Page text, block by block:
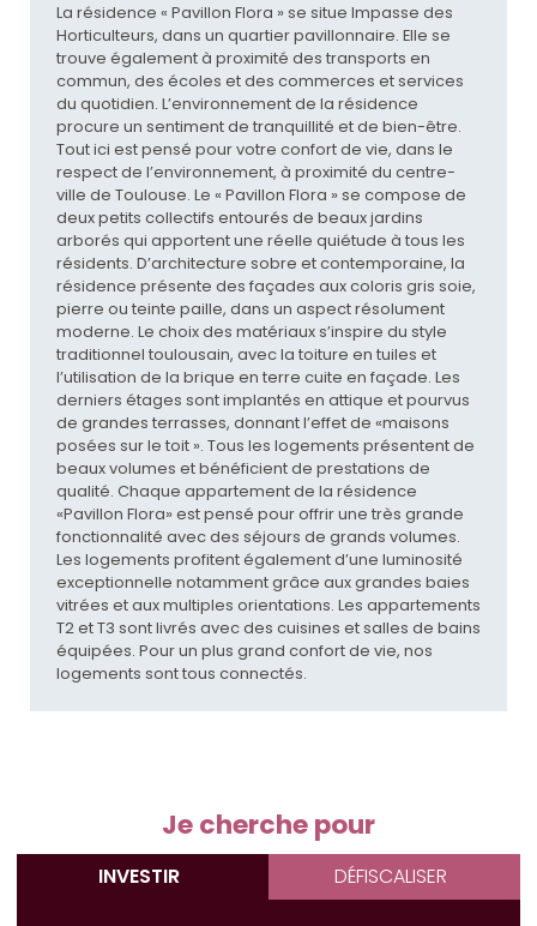
La résidence « Pavillon Flora » se situe Impasse des
Horticulteurs, dans un quartier pavillonnaire. Elle se
trouve également à proximité des transports en
commun, des écoles et des commerces et services
du quotidien. L’environnement de la résidence
procure un sentiment de tranquillité et de bien-être.
Tout ici est pensé pour votre confort de vie, dans le
respect de l’environnement, à proximité du centre-
ville de Toulouse. Le « Pavillon Flora » se compose de
deux petits collectifs entourés de beaux jardins
arborés qui apportent une réelle quiétude à tous les
résidents. D’architecture sobre et contemporaine, la
résidence présente des façades aux coloris gris soie,
pierre ou teinte paille, dans un aspect résolument
moderne. Le choix des matériaux s’inspire du style
traditionnel toulousain, avec la toiture en tuiles et
l’utilisation de la brique en terre cuite en façade. Les
derniers étages sont implantés en attique et pourvus
de grandes terrasses, donnant l’effet de «maisons
posées sur le toit ». Tous les logements présentent de
beaux volumes et bénéficient de prestations de
qualité. Chaque appartement de la résidence
«Pavillon Flora» est pensé pour offrir une très grande
fonctionnalité avec des séjours de grands volumes.
Les logements profitent également d’une luminosité
exceptionnelle notamment grâce aux grandes baies
vitrées et aux multiples orientations. Les appartements
T2 et T3 sont livrés avec des cuisines et salles de bains
équipées. Pour un plus grand confort de vie, nos
logements sont tous connectés.
Je cherche pour
INVESTIR DÉFISCALISER